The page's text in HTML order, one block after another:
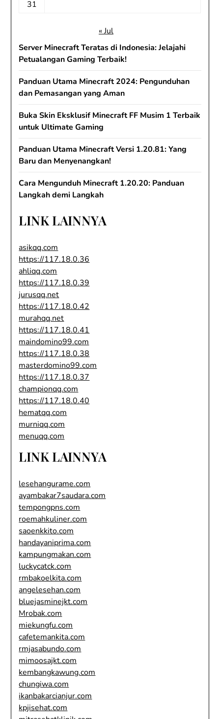
31
« Jul
Server Minecraft Teratas di Indonesia: Jelajahi
Petualangan Gaming Terbaik!
Panduan Utama Minecraft 2024: Pengunduhan
dan Pemasangan yang Aman
Buka Skin Eksklusif Minecraft FF Musim 1 Terbaik
untuk Ultimate Gaming
Panduan Utama Minecraft Versi 1.20.81: Yang
Baru dan Menyenangkan!
Cara Mengunduh Minecraft 1.20.20: Panduan
Langkah demi Langkah
LINK LAINNYA
asikqq.com
https://117.18.0.36
ahliqq.com
https://117.18.0.39
jurusqq.net
https://117.18.0.42
murahqq.net
https://117.18.0.41
maindomino99.com
https://117.18.0.38
masterdomino99.com
https://117.18.0.37
championqq.com
https://117.18.0.40
hematqq.com
murniqq.com
menuqq.com
LINK LAINNYA
lesehangurame.com
ayambakar7saudara.com
tempongpns.com
roemahkuliner.com
saoenkkito.com
handayaniprima.com
kampungmakan.com
luckycatck.com
rmbakoelkita.com
angelesehan.com
bluejasminejkt.com
Mrobak.com
miekungfu.com
cafetemankita.com
rmjasabundo.com
mimoosajkt.com
kembangkawung.com
chungiwa.com
ikanbakarcianjur.com
kpjisehat.com